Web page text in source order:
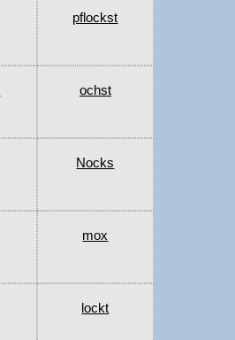
pflockst
ochst
Nocks
mox
lockt